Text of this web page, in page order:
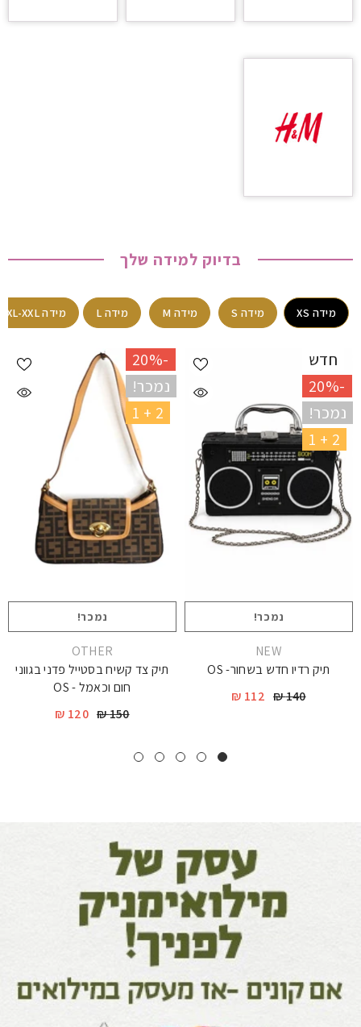
בדיוק למידה שלך
מידה XS מידה S מידה M מידה L מידה XL-XXL
חדש
-20%
נמכר!
2 + 1
נמכר!
NEW
תיק רדיו חדש בשחור- OS
140 ₪
112 ₪
-20%
נמכר!
2 + 1
נמכר!
OTHER
תיק צד קשיח בסטייל פדני בגווני
חום וכאמל - OS
150 ₪
120 ₪